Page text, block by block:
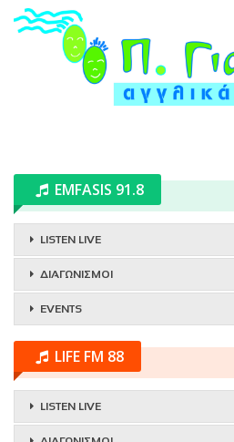
EMFASIS 91.8
LISTEN LIVE
ΔΙΑΓΩΝΙΣΜΟΙ
EVENTS
LIFE FM 88
LISTEN LIVE